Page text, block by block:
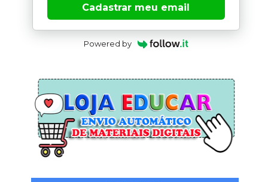
Cadastrar meu email
Powered by